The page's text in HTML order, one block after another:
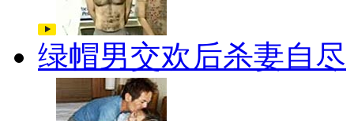
绿帽男交欢后杀妻自尽